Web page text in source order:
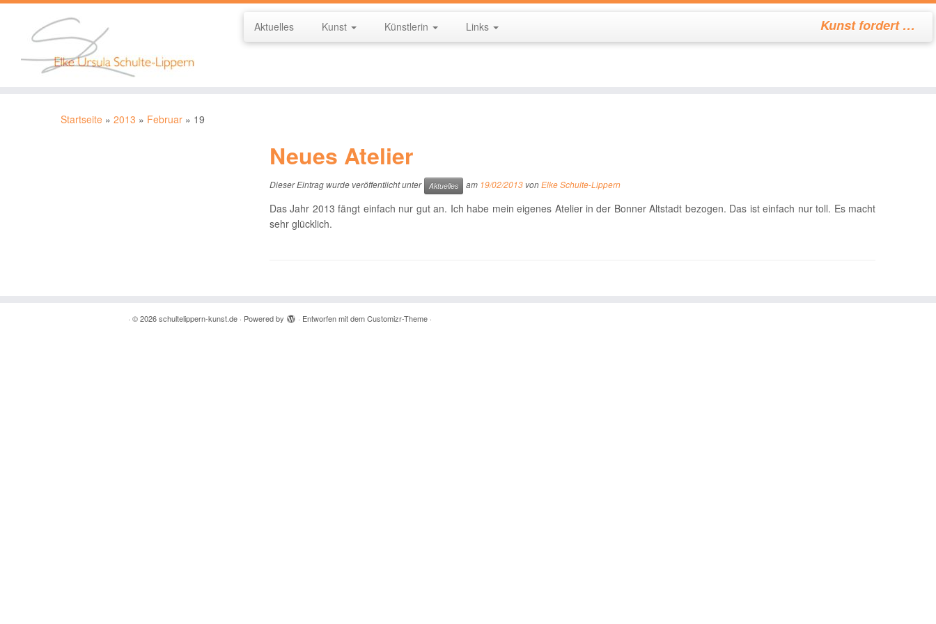
Kunst fordert …
Aktuelles Kunst Künstlerin Links
Startseite » 2013 » Februar » 19
Neues Atelier
Dieser Eintrag wurde veröffentlicht unter Aktuelles am 19/02/2013 vonElke Schulte-Lippern
Das Jahr 2013 fängt einfach nur gut an. Ich habe mein eigenes Atelier in der Bonner Altstadt bezogen. Das ist einfach nur toll. Es macht
sehr glücklich.
· © 2026schultelippern-kunst.de · Powered by · Entworfen mit demCustomizr-Theme ·